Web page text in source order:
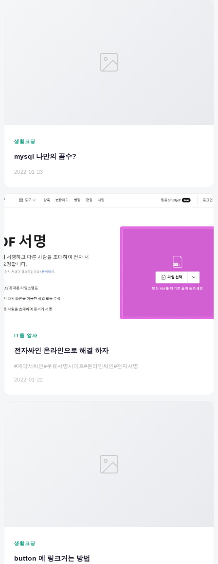
생활코딩
mysql 나만의 꼼수?
2022-01-23
IT를 알자
전자싸인 온라인으로 해결 하자
#계약서싸인#무료서명사이트#온라인싸인#전자서명
2022-01-22
생활코딩
button 에 링크거는 방법